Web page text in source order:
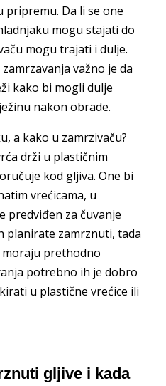
Da li se one
mogu stajati do
mogu trajati i dulje.
važno je da
kako bi mogli dulje
nakon obrade.
a kako u zamrzivaču?
drži u plastičnim
kod gljiva. One bi
vrećicama, u
predviđen za čuvanje
planirate zamrznuti, tada
moraju prethodno
potrebno ih je dobro
u plastične vrećice ili
gljive i kada